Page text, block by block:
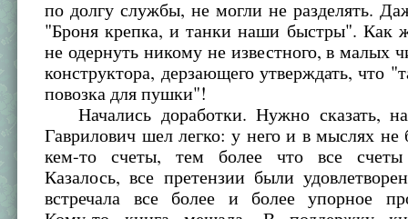
по долгу службы, не могли не разделять.
"Броня крепка, и танки наши быстры". Как
не одернуть никому не известного, в малых
конструктора, дерзающего утверждать, что
повозка для пушки"!
Начались доработки. Нужно сказать,
Гаврилович шел легко: у него и в мыслях не
кем-то счеты, тем более что все счеты
Казалось, все претензии были
встречала все более и более упорное